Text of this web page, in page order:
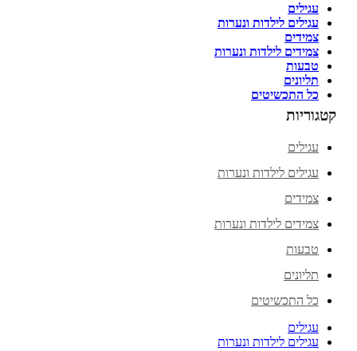
עגילים
עגילים לילדות ונערות
צמידים
צמידים לילדות ונערות
טבעות
תליונים
כל התכשיטים
קטגוריות
עגילים
עגילים לילדות ונערות
צמידים
צמידים לילדות ונערות
טבעות
תליונים
כל התכשיטים
עגילים
עגילים לילדות ונערות